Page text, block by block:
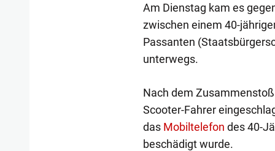
Am Dienstag kam es
zwischen einem 40-
Passanten
unterwegs.
Nach dem
Scooter-Fahrer
das Mobiltelefon des 40-
beschädigt wurde.